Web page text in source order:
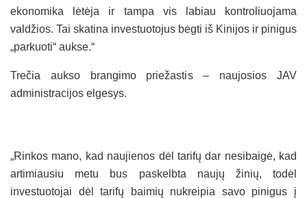
ekonomika lėtėja ir tampa vis labiau kontroliuojama
valdžios. Tai skatina investuotojus bėgti iš Kinijos ir pinigus
„parkuoti“ aukse.“
Trečia aukso brangimo priežastis – naujosios JAV
administracijos elgesys.
„Rinkos mano, kad naujienos dėl tarifų dar nesibaigė, kad
artimiausiu metu bus paskelbta naujų žinių, todėl
investuotojai dėl tarifų baimių nukreipia savo pinigus į